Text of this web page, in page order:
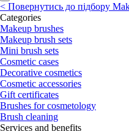
< Повернутись до підбору
Categories
Makeup brushes
Makeup brush sets
Mini brush sets
Cosmetic cases
Decorative cosmetics
Cosmetic accessories
Gift certificates
Brushes for cosmetology
Brush cleaning
Services and benefits